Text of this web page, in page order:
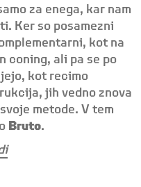
za enega, kar nam
Ker so posamezni
kot na
coning, ali pa se po
kot recimo
jih vedno znova
metode. V tem
Bruto.